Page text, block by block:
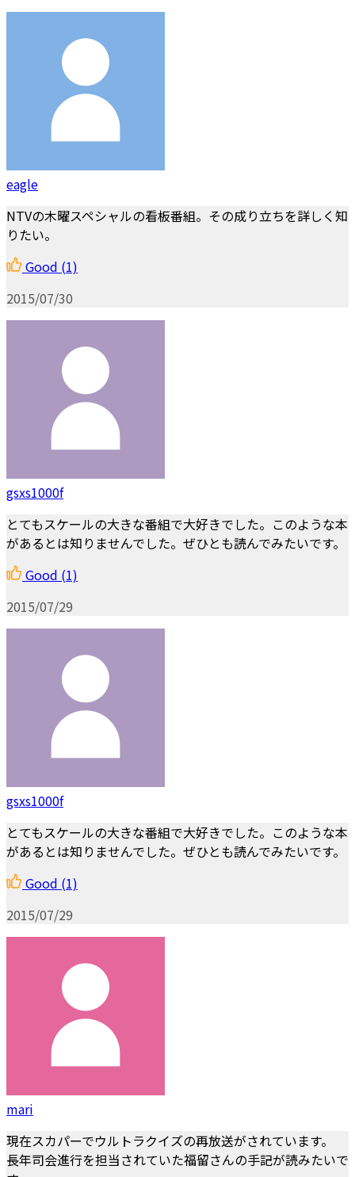
eagle
NTVの木曜スペシャルの看板番組。その成り立ちを詳しく知
りたい。
Good (1)
2015/07/30
gsxs1000f
とてもスケールの大きな番組で大好きでした。このような本
があるとは知りませんでした。ぜひとも読んでみたいです。
Good (1)
2015/07/29
gsxs1000f
とてもスケールの大きな番組で大好きでした。このような本
があるとは知りませんでした。ぜひとも読んでみたいです。
Good (1)
2015/07/29
mari
現在スカパーでウルトラクイズの再放送がされています。
長年司会進行を担当されていた福留さんの手記が読みたいで